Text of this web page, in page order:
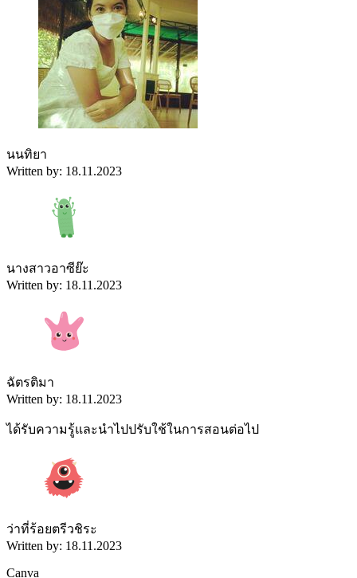
นนทิยา
Written by: 18.11.2023
นางสาวอาซีย๊ะ
Written by: 18.11.2023
ฉัตรติมา
Written by: 18.11.2023
ได้รับความรู้และนำไปปรับใช้ในการสอนต่อไป
ว่าที่ร้อยตรีวชิระ
Written by: 18.11.2023
Canva